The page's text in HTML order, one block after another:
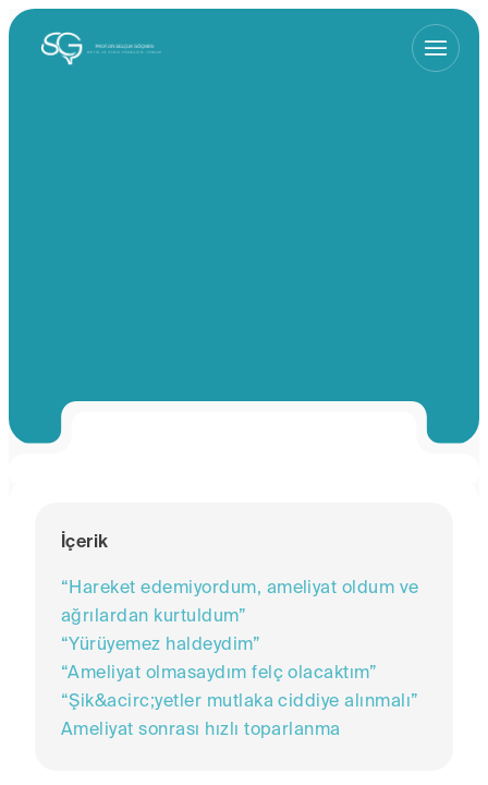
İçerik
“Hareket edemiyordum, ameliyat oldum ve
ağrılardan kurtuldum”
“Yürüyemez haldeydim”
“Ameliyat olmasaydım felç olacaktım”
“Şik&acirc;yetler mutlaka ciddiye alınmalı”
Ameliyat sonrası hızlı toparlanma